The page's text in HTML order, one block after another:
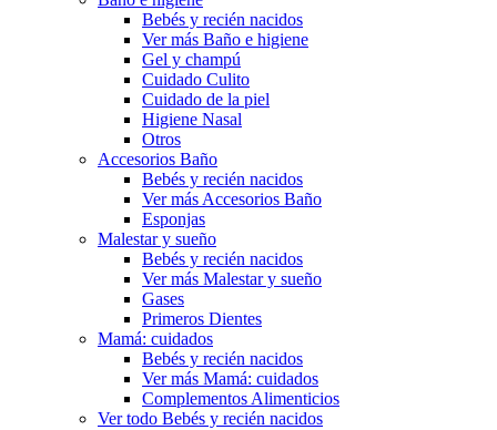
Bebés y recién nacidos
Ver más Baño e higiene
Gel y champú
Cuidado Culito
Cuidado de la piel
Higiene Nasal
Otros
Accesorios Baño
Bebés y recién nacidos
Ver más Accesorios Baño
Esponjas
Malestar y sueño
Bebés y recién nacidos
Ver más Malestar y sueño
Gases
Primeros Dientes
Mamá: cuidados
Bebés y recién nacidos
Ver más Mamá: cuidados
Complementos Alimenticios
Ver todo Bebés y recién nacidos